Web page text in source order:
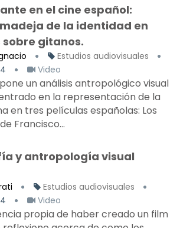
en el cine español:
de la identidad en
gitanos.
Estudios audiovisuales
Video
un análisis antropológico visual
en la representación de la
en tres películas españolas: Los
Francisco...
y antropología visual
Estudios audiovisuales
Video
propia de haber creado un film